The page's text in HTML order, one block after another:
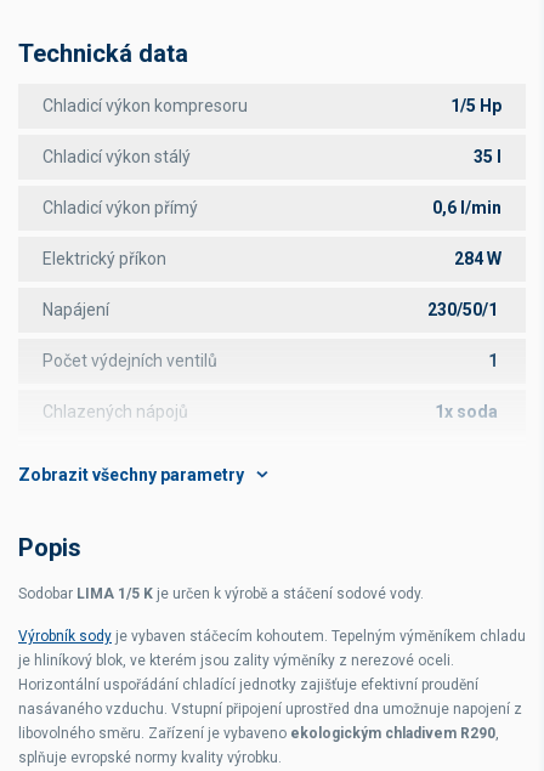
Technická data
Chladicí výkon kompresoru 1/5 Hp
Chladicí výkon stálý 35 l
Chladicí výkon přímý 0,6 l/min
Elektrický příkon 284 W
Napájení 230/50/1
Počet výdejních ventilů 1
Chlazených nápojů 1x soda
Rozměry s ventily čelně
Popis
Sodobar LIMA 1/5 K je určen k výrobě a stáčení sodové vody.
Výrobník sody je vybaven stáčecím kohoutem. Tepelným výměníkem chladu
je hliníkový blok, ve kterém jsou zality výměníky z nerezové oceli.
Horizontální uspořádání chladící jednotky zajišťuje efektivní proudění
nasávaného vzduchu. Vstupní připojení uprostřed dna umožnuje napojení z
libovolného směru. Zařízení je vybaveno ekologickým chladivem R290,
splňuje evropské normy kvality výrobku.